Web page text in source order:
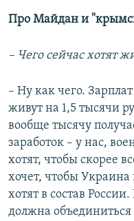
Про Майдан и
– Чего сейчас хотят
– Ну как чего.
живут на 1,5 тысячи
вообще тысячу
заработок – у нас,
хотят, чтобы скорее
хочет, чтобы
хотят в состав
должна объединиться